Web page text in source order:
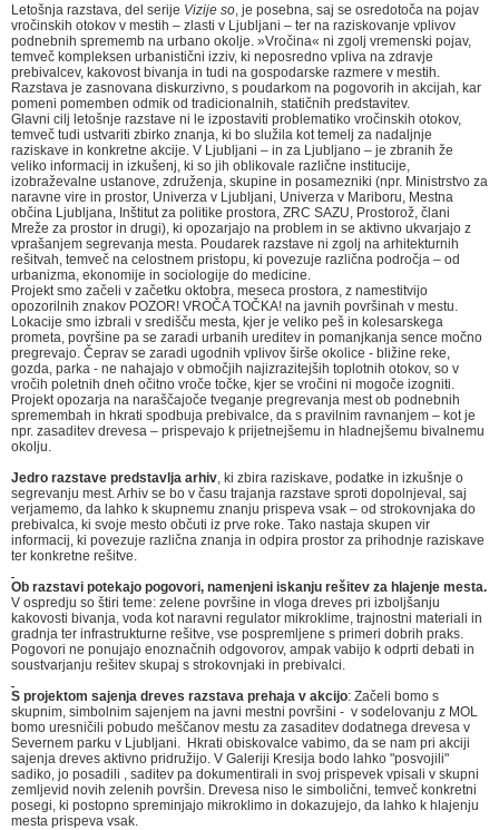
Letošnja razstava, del serije Vizije so , je posebna, saj se osredotoča na pojav
vročinskih otokov v mestih – zlasti v Ljubljani – ter na raziskovanje vplivov
podnebnih sprememb na urbano okolje. »Vročina« ni zgolj vremenski pojav,
temveč kompleksen urbanistični izziv, ki neposredno vpliva na zdravje
prebivalcev, kakovost bivanja in tudi na gospodarske razmere v mestih.
Razstava je zasnovana diskurzivno, s poudarkom na pogovorih in akcijah, kar
pomeni pomemben odmik od tradicionalnih, statičnih predstavitev.
Glavni cilj letošnje razstave ni le izpostaviti problematiko vročinskih otokov,
temveč tudi ustvariti zbirko znanja, ki bo služila kot temelj za nadaljnje
raziskave in konkretne akcije. V Ljubljani – in za Ljubljano – je zbranih že
veliko informacij in izkušenj, ki so jih oblikovale različne institucije,
izobraževalne ustanove, združenja, skupine in posamezniki (npr. Ministrstvo za
naravne vire in prostor, Univerza v Ljubljani, Univerza v Mariboru, Mestna
občina Ljubljana, Inštitut za politike prostora, ZRC SAZU, Prostorož, člani
Mreže za prostor in drugi), ki opozarjajo na problem in se aktivno ukvarjajo z
vprašanjem segrevanja mesta. Poudarek razstave ni zgolj na arhitekturnih
rešitvah, temveč na celostnem pristopu, ki povezuje različna področja – od
urbanizma, ekonomije in sociologije do medicine.
Projekt smo začeli v začetku oktobra, meseca prostora, z namestitvijo
opozorilnih znakov POZOR! VROČA TOČKA! na javnih površinah v mestu.
Lokacije smo izbrali v središču mesta, kjer je veliko peš in kolesarskega
prometa, površine pa se zaradi urbanih ureditev in pomanjkanja sence močno
pregrevajo. Čeprav se zaradi ugodnih vplivov širše okolice - bližine reke,
gozda, parka - ne nahajajo v območjih najizrazitejših toplotnih otokov, so v
vročih poletnih dneh očitno vroče točke, kjer se vročini ni mogoče izogniti.
Projekt opozarja na naraščajoče tveganje pregrevanja mest ob podnebnih
spremembah in hkrati spodbuja prebivalce, da s pravilnim ravnanjem – kot je
npr. zasaditev drevesa – prispevajo k prijetnejšemu in hladnejšemu bivalnemu
okolju.
Jedro razstave predstavlja arhiv , ki zbira raziskave, podatke in izkušnje o
segrevanju mest. Arhiv se bo v času trajanja razstave sproti dopolnjeval, saj
verjamemo, da lahko k skupnemu znanju prispeva vsak – od strokovnjaka do
prebivalca, ki svoje mesto občuti iz prve roke. Tako nastaja skupen vir
informacij, ki povezuje različna znanja in odpira prostor za prihodnje raziskave
ter konkretne rešitve.
Ob razstavi potekajo pogovori, namenjeni iskanju rešitev za hlajenje mesta.
V ospredju so štiri teme: zelene površine in vloga dreves pri izboljšanju
kakovosti bivanja, voda kot naravni regulator mikroklime, trajnostni materiali in
gradnja ter infrastrukturne rešitve, vse pospremljene s primeri dobrih praks.
Pogovori ne ponujajo enoznačnih odgovorov, ampak vabijo k odprti debati in
soustvarjanju rešitev skupaj s strokovnjaki in prebivalci.
S projektom sajenja dreves razstava prehaja v akcijo: Začeli bomo s
skupnim, simbolnim sajenjem na javni mestni površini - v sodelovanju z MOL
bomo uresničili pobudo meščanov mestu za zasaditev dodatnega drevesa v
Severnem parku v Ljubljani. Hkrati obiskovalce vabimo, da se nam pri akciji
sajenja dreves aktivno pridružijo. V Galeriji Kresija bodo lahko "posvojili"
sadiko, jo posadili , saditev pa dokumentirali in svoj prispevek vpisali v skupni
zemljevid novih zelenih površin. Drevesa niso le simbolični, temveč konkretni
posegi, ki postopno spreminjajo mikroklimo in dokazujejo, da lahko k hlajenju
mesta prispeva vsak.